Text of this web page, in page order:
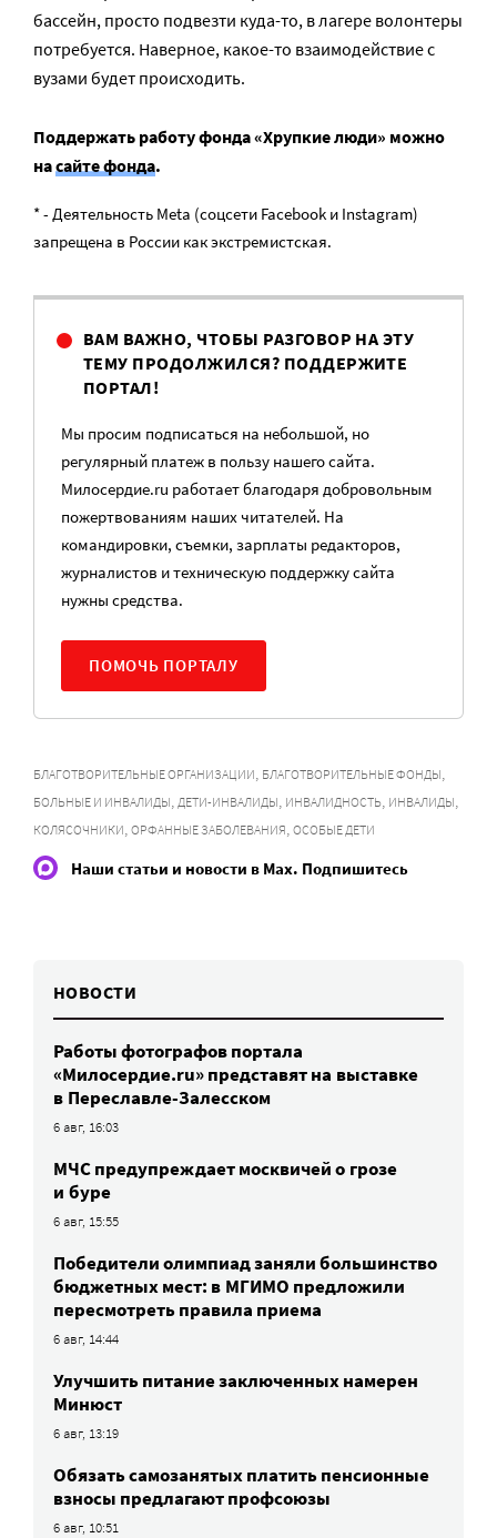
бассейн, просто подвезти куда-то, в лагере волонтеры
потребуется. Наверное, какое-то взаимодействие с
вузами будет происходить.
Поддержать работу фонда «Хрупкие люди» можно
насайте фонда.
* - Деятельность Meta (соцсети Facebook и Instagram)
запрещена в России как экстремистская.
ВАМ ВАЖНО, ЧТОБЫ РАЗГОВОР НА ЭТУ
ТЕМУ ПРОДОЛЖИЛСЯ? ПОДДЕРЖИТЕ
ПОРТАЛ!
Мы просим подписаться на небольшой, но
регулярный платеж в пользу нашего сайта.
Милосердие.ru работает благодаря добровольным
пожертвованиям наших читателей. На
командировки, съемки, зарплаты редакторов,
журналистов и техническую поддержку сайта
нужны средства.
ПОМОЧЬ ПОРТАЛУ
БЛАГОТВОРИТЕЛЬНЫЕ ОРГАНИЗАЦИИ, БЛАГОТВОРИТЕЛЬНЫЕ ФОНДЫ,
БОЛЬНЫЕ И ИНВАЛИДЫ, ДЕТИ-ИНВАЛИДЫ, ИНВАЛИДНОСТЬ, ИНВАЛИДЫ,
КОЛЯСОЧНИКИ, ОРФАННЫЕ ЗАБОЛЕВАНИЯ, ОСОБЫЕ ДЕТИ
Наши статьи и новости в Max. Подпишитесь
НОВОСТИ
Работы фотографов портала
«Милосердие.ru» представят на выставке
в Переславле-Залесском
6 авг, 16:03
МЧС предупреждает москвичей о грозе
и буре
6 авг, 15:55
Победители олимпиад заняли большинство
бюджетных мест: в МГИМО предложили
пересмотреть правила приема
6 авг, 14:44
Улучшить питание заключенных намерен
Минюст
6 авг, 13:19
Обязать самозанятых платить пенсионные
взносы предлагают профсоюзы
6 авг, 10:51